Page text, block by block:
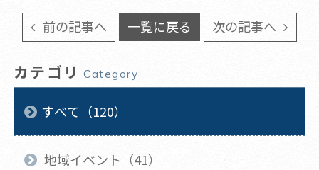
前の記事へ 一覧に戻る 次の記事へ
カテゴリ Category
すべて（120）
地域イベント（41）